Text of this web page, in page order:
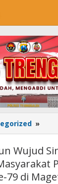
»
Fun
TNI-
Wujud
79 di